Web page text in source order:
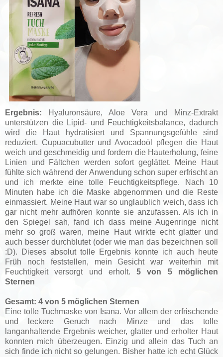
Ergebnis: Hyaluronsäure, Aloe Vera und Minz-Extrakt
unterstützen die Lipid- und Feuchtigkeitsbalance, dadurch
wird die Haut hydratisiert und Spannungsgefühle sind
reduziert. Cupuacubutter und Avocadoöl pflegen die Haut
weich und geschmeidig und fordern die Hauterholung, feine
Linien und Fältchen werden sofort geglättet.
Meine Haut
fühlte sich während der Anwendung schon super erfrischt an
und ich merkte eine tolle Feuchtigkeitspflege. Nach 10
Minuten habe ich die Maske abgenommen und die Reste
einmassiert. Meine Haut war so unglaublich weich, dass ich
gar nicht mehr aufhören konnte sie anzufassen. Als ich in
den Spiegel sah, fand ich dass meine Augenringe nicht
mehr so groß waren, meine Haut wirkte echt glatter und
auch besser durchblutet (oder wie man das bezeichnen soll
:D). Dieses absolut tolle Ergebnis konnte ich auch heute
Früh noch feststellen, mein Gesicht war weiterhin mit
Feuchtigkeit versorgt und erholt.5 von 5 möglichen
Sternen
Gesamt: 4 von 5 möglichen Sternen
Eine tolle Tuchmaske von Isana. Vor allem der erfrischende
und leckere Geruch nach Minze und das tolle
langanhaltende Ergebnis weicher, glatter und erholter Haut
konnten mich überzeugen. Einzig und allein das Tuch an
sich finde ich nicht so gelungen. Bisher hatte ich echt Glück